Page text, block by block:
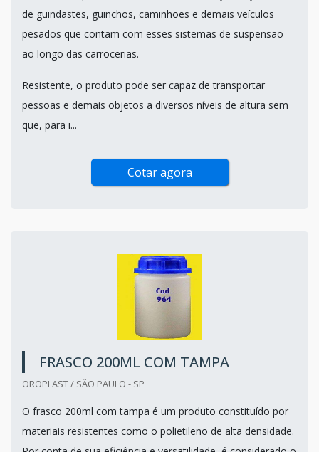
de guindastes, guinchos, caminhões e demais veículos
pesados que contam com esses sistemas de suspensão
ao longo das carrocerias.
Resistente, o produto pode ser capaz de transportar
pessoas e demais objetos a diversos níveis de altura sem
que, para i...
Cotar agora
FRASCO 200ML COM TAMPA
OROPLAST / SÃO PAULO - SP
O frasco 200ml com tampa é um produto constituído por
materiais resistentes como o polietileno de alta densidade.